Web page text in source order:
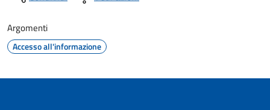
Argomenti
Accesso all'informazione